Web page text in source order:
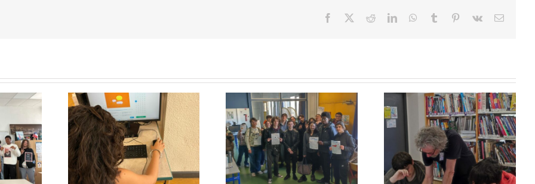
Facebook RedditLinkedInWhatsApp
Tumblr Pinterest
Vk Email
2026 Concours de Unes 2026
Initiation au dessin de
presse